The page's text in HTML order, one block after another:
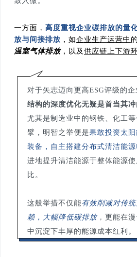
一方面， 高度重视企业碳排放的量
放与间接排放 ，如企业生产运营中
温室气体排放，以及 供应链上下游
对于矢志迈向更高ESG评级的企
结构的深度优化无疑是首当其冲
尤其是制造业中的钢铁、化工
擘，明智之举便是果敢投资太
装备，自主搭建分布式清洁能
进地提升清洁能源于整体能源
比。
这般举措不仅能有效削减对传
赖，大幅降低碳排放，更能在
中沉淀下丰厚的能源成本红利。